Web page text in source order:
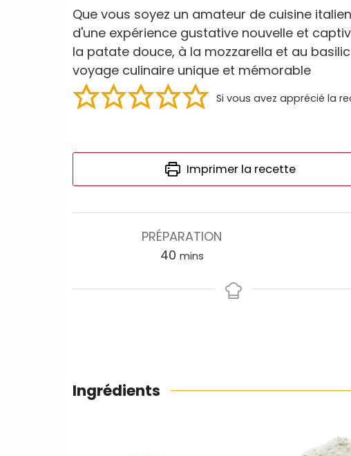
Que vous soyez un amateur de cuisine
d'une expérience gustative nouvelle et
la patate douce, à la mozzarella et au
voyage culinaire unique et mémorable
Si vous avez apprécié la
Imprimer la recette
PRÉPARATION
40 mins
Ingrédients